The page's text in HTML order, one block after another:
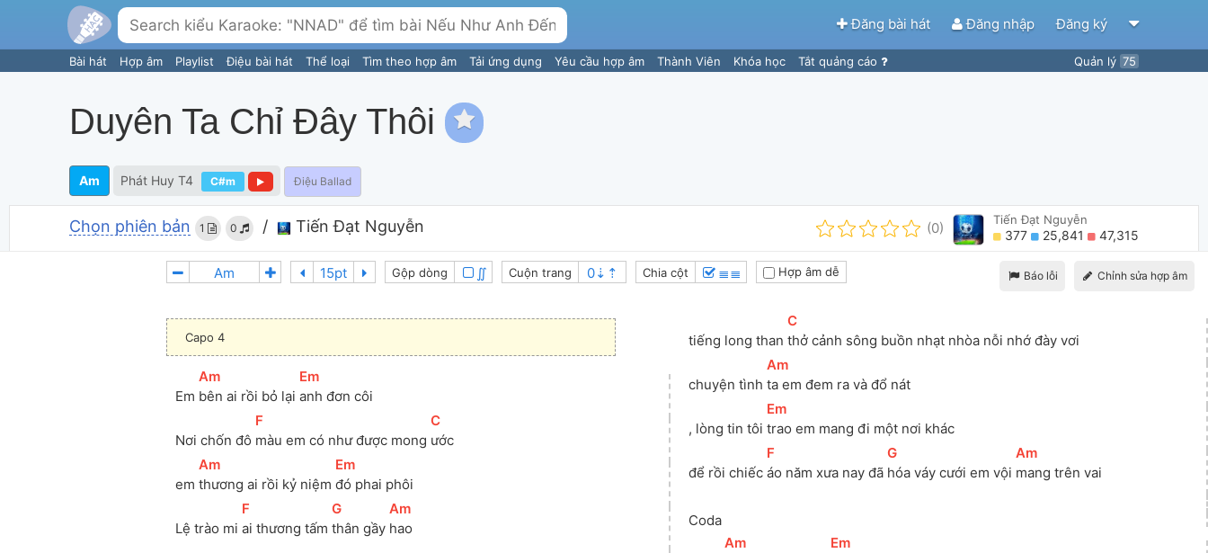
Đăng bài hát Đăng nhập Đăng ký
Bài hát Hợp âm Playlist Điệu bài hát Thể loại Tìm theo hợp âm Tải ứng dụng Yêu cầu hợp âm Thành Viên Khóa học Tắt quảng cáo Quản lý 75
Duyên Ta Chỉ Đây Thôi
Am Phát Huy T4 C#m Điệu Ballad
Chọn phiên bản 1 0 / Tiến Đạt Nguyễn (0)
Tiến Đạt Nguyễn
377 25,841 47,315
Báo lỗi Chỉnh sửa hợp âm
Gộp dòng ∬ Cuộn trang Chia cột ≣≣ Hợp âm dễ
Capo 4
Em
[
Am
bên ai rồi bỏ lại
[Em
anh đơn côi
Nơi chốn đô
[F
màu em có như được mong
[
C
ước
em
[
Am
thương ai rồi kỷ niệm
[Em
đó phai phôi
Lệ trào mi
[F
ai thương tấm
[
G
thân gầy
[
Am
hao
tiếng long than
[
C
thở cảnh sông buồn nhạt nhòa nỗi nhớ đày vơi
chuyện tình
[
Am
ta em đem ra và đổ nát
, lòng tin tôi
[Em
trao em mang đi một nơi khác
để rồi chiếc
[F
áo năm xưa nay đã
[
G
hóa váy cưới em vội
[
Am
mang trên vai
Coda
[
Am [Em